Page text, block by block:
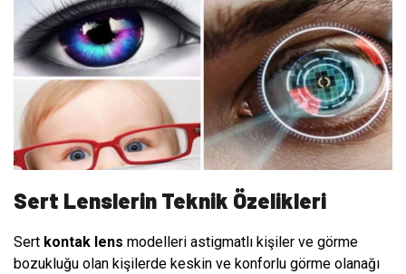
Sert Lenslerin Teknik Özelikleri
Sert kontak lens modelleri astigmatlı kişiler ve görme
bozukluğu olan kişilerde keskin ve konforlu görme olanağı